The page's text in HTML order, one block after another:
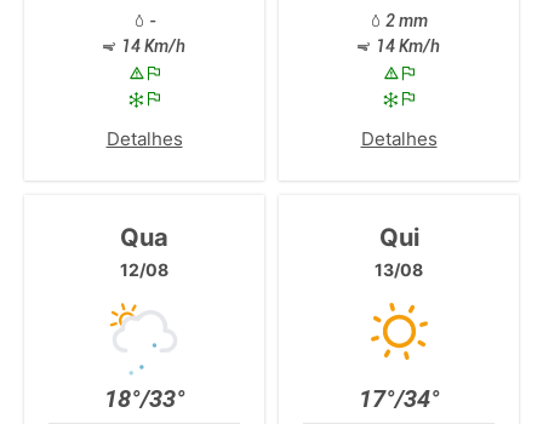
-
14 Km/h
Detalhes
2 mm
14 Km/h
Detalhes
Qua
12/08
18°/33°
Qui
13/08
17°/34°